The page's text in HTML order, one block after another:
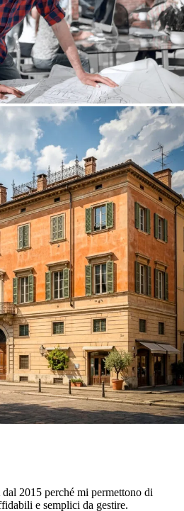
2015 perché mi permettono di
e semplici da gestire.